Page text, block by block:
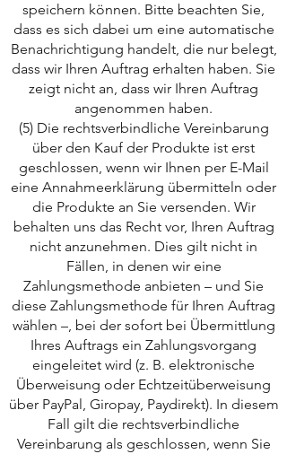
speichern können. Bitte beachten Sie,
dass es sich dabei um eine automatische
Benachrichtigung handelt, die nur belegt,
dass wir Ihren Auftrag erhalten haben. Sie
zeigt nicht an, dass wir Ihren Auftrag
angenommen haben.
(5) Die rechtsverbindliche Vereinbarung
über den Kauf der Produkte ist erst
geschlossen, wenn wir Ihnen per E-Mail
eine Annahmeerklärung übermitteln oder
die Produkte an Sie versenden. Wir
behalten uns das Recht vor, Ihren Auftrag
nicht anzunehmen. Dies gilt nicht in
Fällen, in denen wir eine
Zahlungsmethode anbieten – und Sie
diese Zahlungsmethode für Ihren Auftrag
wählen –, bei der sofort bei Übermittlung
Ihres Auftrags ein Zahlungsvorgang
eingeleitet wird (z. B. elektronische
Überweisung oder Echtzeitüberweisung
über PayPal, Giropay, Paydirekt). In diesem
Fall gilt die rechtsverbindliche
Vereinbarung als geschlossen, wenn Sie